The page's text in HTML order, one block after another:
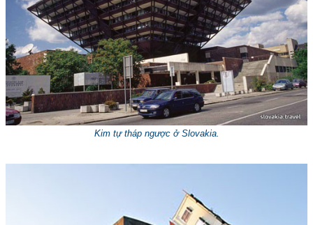
Kim tự tháp ngược ở Slovakia.